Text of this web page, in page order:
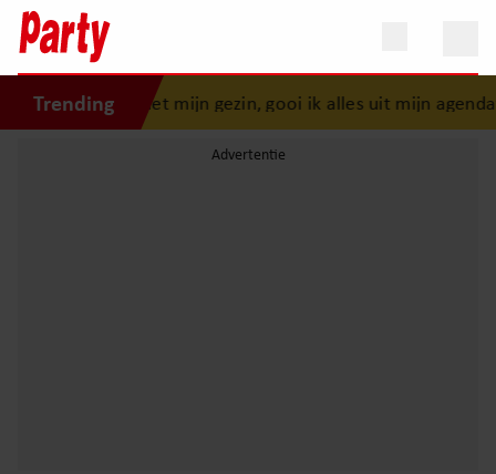
Trending
er iets is met mijn gezin, gooi ik alles uit mijn agenda”